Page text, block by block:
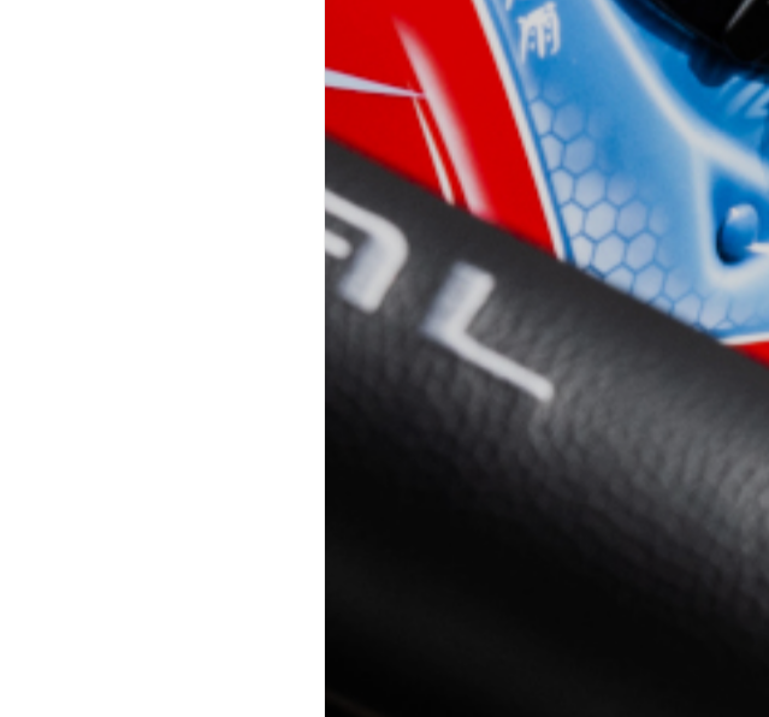
Radical Driving
Seien Sie Pilot eines echten Rennwagens und
leichten Radical durch ein 26 prozentiges